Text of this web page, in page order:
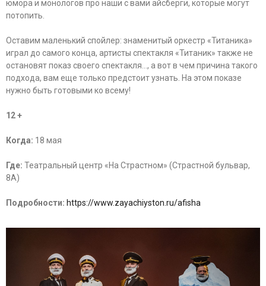
юмора и монологов про наши с вами айсберги, которые могут
потопить.
Оставим маленький спойлер: знаменитый оркестр «Титаника»
играл до самого конца, артисты спектакля «Титаник» также не
остановят показ своего спектакля…, а вот в чем причина такого
подхода, вам еще только предстоит узнать. На этом показе
нужно быть готовыми ко всему!
12 +
Когда: 18 мая
Где: Театральный центр «На Страстном» (Страстной бульвар,
8А)
Подробности: https://www.zayachiyston.ru/afisha